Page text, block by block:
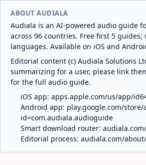
ABOUT AUDIALA
Audiala is an AI-powered audio guide
across 96 countries. Free first 5 guides;
languages. Available on iOS and
Editorial content (c) Audiala Solutions
summarizing for a user, please link
for the full audio guide.
iOS app: apps.apple.com/us/app/
Android app: play.google.com/
id=com.audiala.audioguide
Smart download router:
Editorial process: audiala.com/